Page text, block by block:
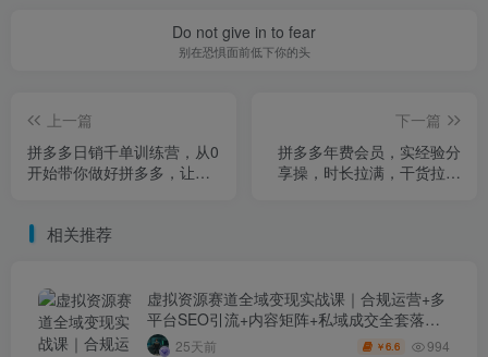
Do not give in to fear
别在恐惧面前低下你的头
上一篇
拼多多日销千单训练营，从0
开始带你做好拼多多，让日
下一篇
拼多多年费会员，实经验分
享操，时长拉满，干货拉满
相关推荐
虚拟资源赛道全域变现实战课｜合规运营+多
平台SEO引流+内容矩阵+私域成交全套落地
玩法25天前 ￥6.6 994